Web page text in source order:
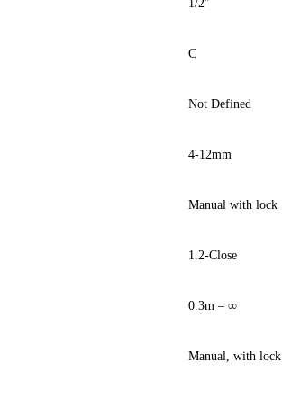
1/2″
C
Not Defined
4-12mm
Manual with lock
1.2-Close
0.3m – ∞
Manual, with lock